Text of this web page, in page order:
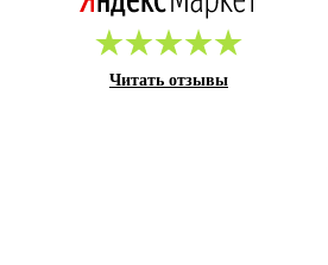
Читать отзывы